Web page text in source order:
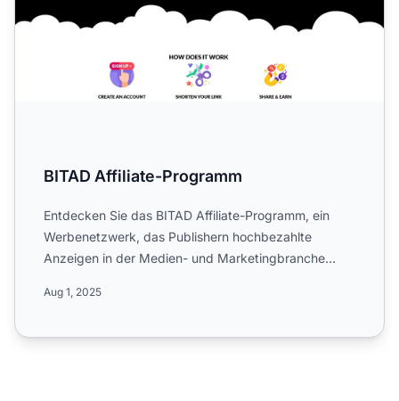
BITAD Affiliate-Programm
Entdecken Sie das BITAD Affiliate-Programm, ein
Werbenetzwerk, das Publishern hochbezahlte
Anzeigen in der Medien- und Marketingbranche
Aug 1, 2025